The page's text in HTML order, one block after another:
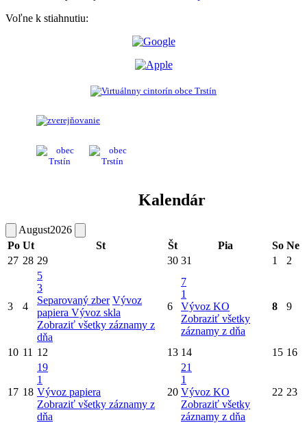
Voľne k stiahnutiu:
Kalendár
August2026
Po Ut St Št Pia So Ne
27 28 29 30 31 1 2
3 4
5
3
Separovaný zber Vývoz
papiera Vývoz skla
Zobraziť všetky záznamy z
dňa
6
7
1
Vývoz KO
Zobraziť všetky
záznamy z dňa
8 9
10 11 12 13 14 15 16
17 18
19
1
Vývoz papiera
Zobraziť všetky záznamy z
dňa
20
21
1
Vývoz KO
Zobraziť všetky
záznamy z dňa
22 23